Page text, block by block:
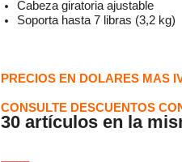
Cabeza giratoria ajustable
Soporta hasta 7 libras (3,2 kg)
PRECIOS EN DOLARES MAS
CONSULTE DESCUENTOS
30 artículos en la